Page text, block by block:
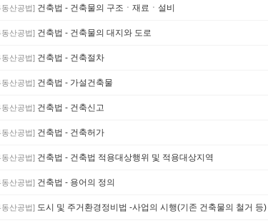
동산공법] 건축법 - 건축물의 구조ㆍ재료ㆍ설비
동산공법] 건축법 - 건축물의 대지와 도로
동산공법] 건축법 - 건축절차
동산공법] 건축법 - 가설건축물
동산공법] 건축법 - 건축신고
동산공법] 건축법 - 건축허가
동산공법] 건축법 - 건축법 적용대상행위 및 적용대상지역
동산공법] 건축법 - 용어의 정의
동산공법] 도시 및 주거환경정비법 -사업의 시행(기존 건축물의 철거 등)